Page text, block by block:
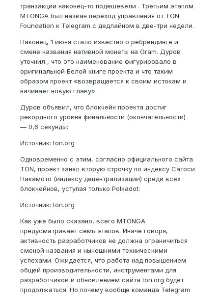
транзакции наконец-то подешевели . Третьим этапом
MTONGA был назван переход управления от TON
Foundation к Telegram с дедлайном в две-три недели.
Наконец, 1 июня стало известно о ребрендинге и
смене названия нативной монеты на Gram. Дуров
уточнил , что это наименование фигурировало в
оригинальной Белой книге проекта и что таким
образом проект «возвращается к своим истокам и
начинает новую главу».
Дуров объявил, что блокчейн проекта достиг
рекордного уровня финальности (окончательности)
— 0,6 секунды:
Источник: ton.org
Одновременно с этим, согласно официального сайта
TON, проект занял вторую строчку по индексу Сатоси
Накамото (индексу децентрализации) среди всех
блокчейнов, уступая только Polkadot:
Источник: ton.org
Как уже было сказано, всего MTONGA
предусматривает семь этапов. Иначе говоря,
активность разработчиков не должна ограничиться
сменой названия и нынешними техническими
успехами. Ожидается, что работа над повышением
общей производительности, инструментами для
разработчиков и обновлением сайта ton.org будет
продолжаться. Но почему вообще команда Telegram